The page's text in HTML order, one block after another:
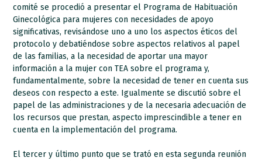
comité se procedió a presentar el Programa de Habituación
Ginecológica para mujeres con necesidades de apoyo
significativas, revisándose uno a uno los aspectos éticos del
protocolo y debatiéndose sobre aspectos relativos al papel
de las familias, a la necesidad de aportar una mayor
información a la mujer con TEA sobre el programa y,
fundamentalmente, sobre la necesidad de tener en cuenta sus
deseos con respecto a este. Igualmente se discutió sobre el
papel de las administraciones y de la necesaria adecuación de
los recursos que prestan, aspecto imprescindible a tener en
cuenta en la implementación del programa.
El tercer y último punto que se trató en esta segunda reunión